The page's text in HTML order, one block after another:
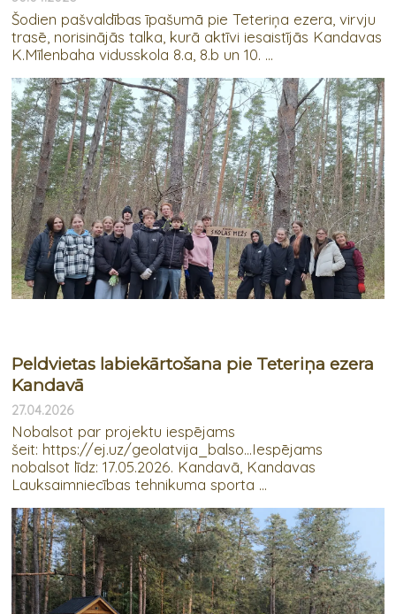
Šodien pašvaldības īpašumā pie Teteriņa ezera, virvju
trasē, norisinājās talka, kurā aktīvi iesaistījās Kandavas
K.Mīlenbaha vidusskola 8.a, 8.b un 10. ...
Peldvietas labiekārtošana pie Teteriņa ezera
Kandavā
27.04.2026
Nobalsot par projektu iespējams
šeit: https://ej.uz/geolatvija_balso...Iespējams
nobalsot līdz: 17.05.2026. Kandavā, Kandavas
Lauksaimniecības tehnikuma sporta ...